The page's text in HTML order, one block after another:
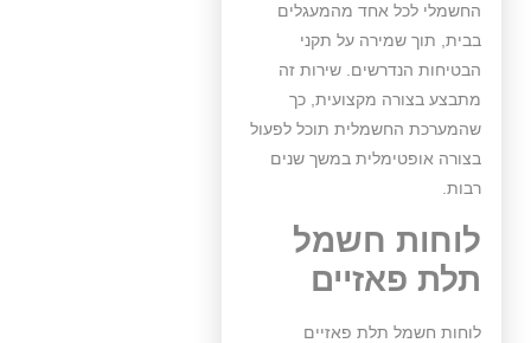
החשמלי לכל אחד מהמעגלים
בבית, תוך שמירה על תקני
הבטיחות הנדרשים. שירות זה
מתבצע בצורה מקצועית, כך
שהמערכת החשמלית תוכל לפעול
בצורה אופטימלית במשך שנים
רבות.
לוחות חשמל
תלת פאזיים
לוחות חשמל תלת פאזיים